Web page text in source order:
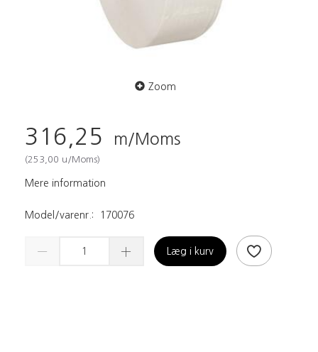
Zoom
316,25 m/Moms
(253,00 u/Moms)
Mere information
Model/varenr.: 170076
Læg i kurv